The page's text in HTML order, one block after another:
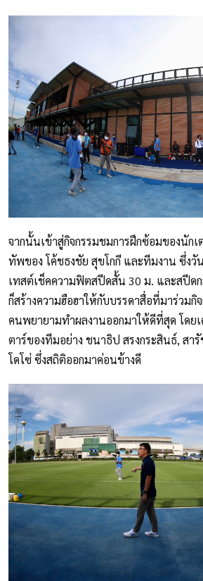
จากนั้นเข้าสู่กิจกรรมชมการฝึกซ้อมของนัก
ทัพของ โค้ชธงชัย สุขโกกี และทีมงาน ซึ่งวั
เทสต์เช็คความฟิตสปีดสั้น 30 ม. และสปีด
ก็สร้างความฮือฮาให้กับบรรดาสื่อที่มาร่วมกิ
คนพยายามทำผลงานออกมาให้ดีที่สุด โดย
ตาร์ของทีมอย่าง ชนาธิป สรงกระสินธ์, สารั
โดโซ่ ซึ่งสถิติออกมาค่อนข้างดี